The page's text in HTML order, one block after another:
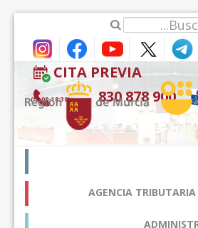
CITA PREVIA
900 878 830
(9:00-18:30*)
AGENCIA